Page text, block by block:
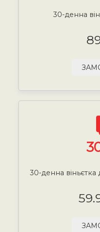
30-денна
30-денна віньєтка